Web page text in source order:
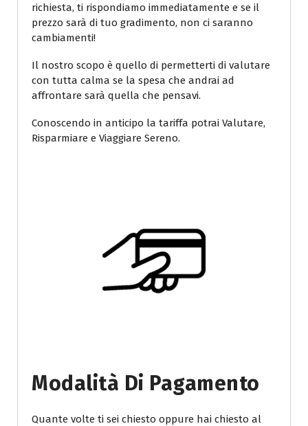
richiesta, ti rispondiamo immediatamente e se il
prezzo sarà di tuo gradimento, non ci saranno
cambiamenti!
Il nostro scopo è quello di permetterti di valutare
con tutta calma se la spesa che andrai ad
affrontare sarà quella che pensavi.
Conoscendo in anticipo la tariffa potrai Valutare,
Risparmiare e Viaggiare Sereno.
Modalità Di Pagamento
Quante volte ti sei chiesto oppure hai chiesto al